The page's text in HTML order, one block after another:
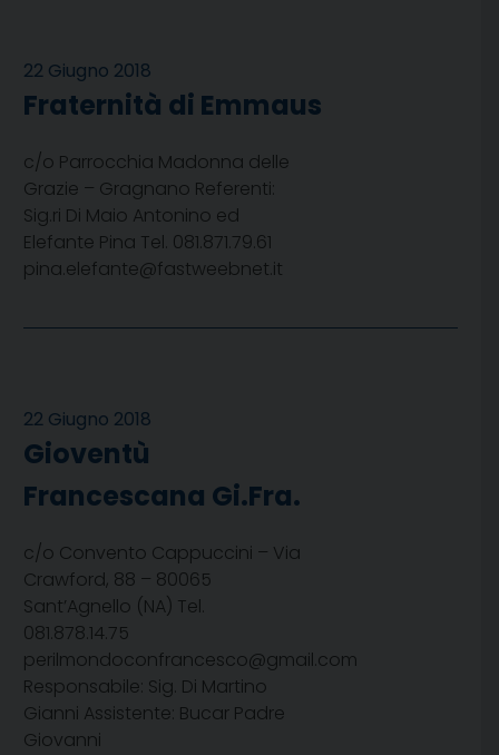
22 Giugno 2018
Fraternità di Emmaus
c/o Parrocchia Madonna delle
Grazie – Gragnano Referenti:
Sig.ri Di Maio Antonino ed
Elefante Pina Tel. 081.871.79.61
pina.elefante@fastweebnet.it
22 Giugno 2018
Gioventù
Francescana Gi.Fra.
c/o Convento Cappuccini – Via
Crawford, 88 – 80065
Sant’Agnello (NA) Tel.
081.878.14.75
perilmondoconfrancesco@gmail.com
Responsabile: Sig. Di Martino
Gianni Assistente: Bucar Padre
Giovanni